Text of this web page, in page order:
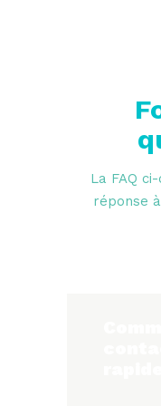
La FAQ
réponse